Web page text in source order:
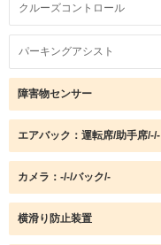
クルーズコントロール
パーキングアシスト
障害物センサー
エアバック：運転席/助手席/-/-
カメラ：-/-/バック/-
横滑り防止装置